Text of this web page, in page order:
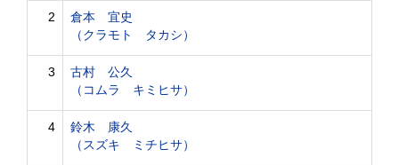
2
倉本 宜史
（クラモト タカシ）
3
古村 公久
（コムラ キミヒサ）
4
鈴木 康久
（スズキ ミチヒサ）